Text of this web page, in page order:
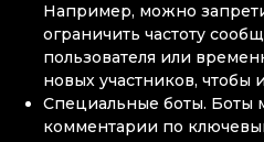
Например, можно
ограничить частоту
пользователя или
новых участников, чтобы
Специальные боты. Боты
комментарии по